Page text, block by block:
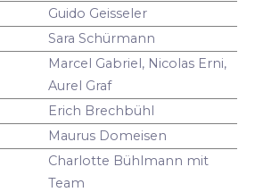
Guido Geisseler
Sara Schürmann
Marcel Gabriel, Nicolas Erni,
Aurel Graf
Erich Brechbühl
Maurus Domeisen
Charlotte Bühlmann mit
Team